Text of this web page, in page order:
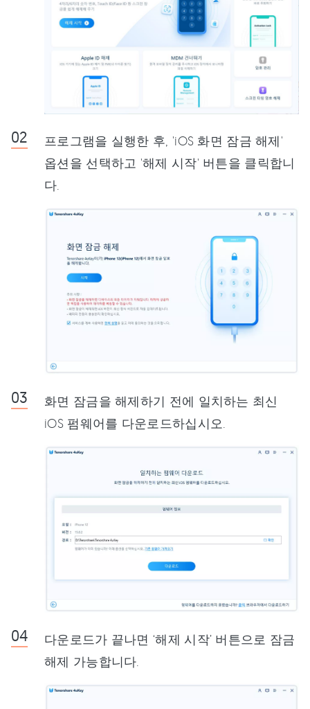
프로그램을 실행한 후, 'iOS 화면 잠금 해제'
옵션을 선택하고 '해제 시작' 버튼을 클릭합니
다.
화면 잠금을 해제하기 전에 일치하는 최신
iOS 펌웨어를 다운로드하십시오.
다운로드가 끝나면 ‘해제 시작’ 버튼으로 잠금
해제 가능합니다.